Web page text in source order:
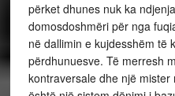
përket dhunes nuk ka
domosdoshmëri për nga
në dallimin e kujdesshëm të
përdhunuesve. Të merresh
kontraversale dhe një